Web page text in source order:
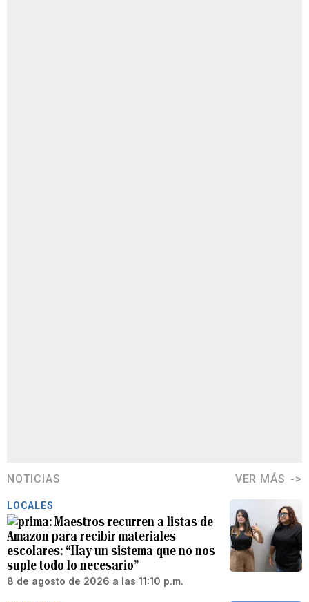
NOTICIAS VER MÁS
LOCALES
Maestros recurren a listas de
Amazon para recibir materiales
escolares: “Hay un sistema que no nos
suple todo lo necesario”
8 de agosto de 2026 a las 11:10 p.m.